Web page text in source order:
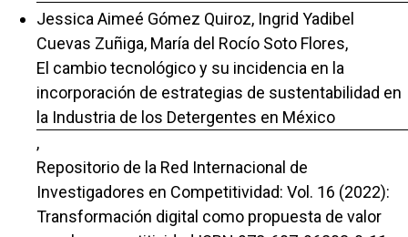
Jessica Aimeé Gómez Quiroz, Ingrid Yadibel
Cuevas Zuñiga, María del Rocío Soto Flores,
El cambio tecnológico y su incidencia en la
incorporación de estrategias de sustentabilidad en
la Industria de los Detergentes en México
,
Repositorio de la Red Internacional de
Investigadores en Competitividad: Vol. 16 (2022):
Transformación digital como propuesta de valor